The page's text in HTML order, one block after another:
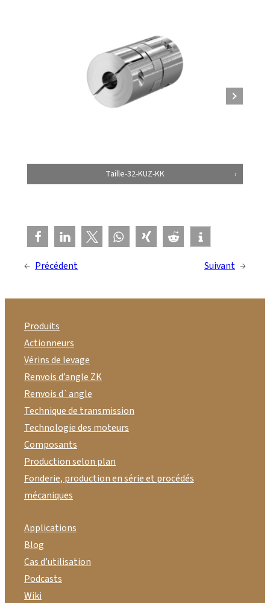
Taille-32-KUZ-KK
← Précédent Suivant →
Produits
Actionneurs
Vérins de levage
Renvois d’angle ZK
Renvois d`angle
Technique de transmission
Technologie des moteurs
Composants
Production selon plan
Fonderie, production en série et procédés
mécaniques
Applications
Blog
Cas d’utilisation
Podcasts
Wiki